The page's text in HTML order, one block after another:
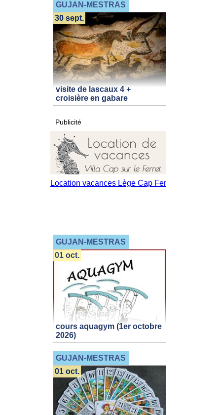
GUJAN-MESTRAS
visite de lascaux 4 +
croisière en gabare
30 sept.
Publicité
GUJAN-MESTRAS
cours aquagym (1er octobre
2026)
01 oct.
GUJAN-MESTRAS
01 oct.